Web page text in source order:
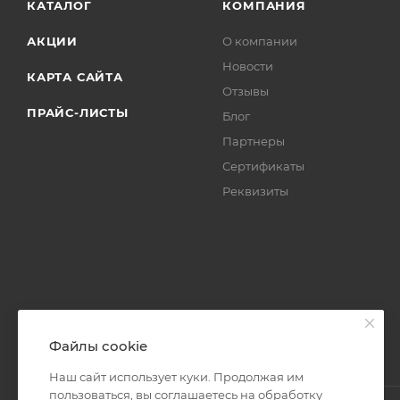
КАТАЛОГ
АКЦИИ
КАРТА САЙТА
ПРАЙС-ЛИСТЫ
КОМПАНИЯ
О компании
Новости
Отзывы
Блог
Партнеры
Сертификаты
Реквизиты
Файлы cookie
Наш сайт использует куки. Продолжая им
пользоваться, вы соглашаетесь на обработку